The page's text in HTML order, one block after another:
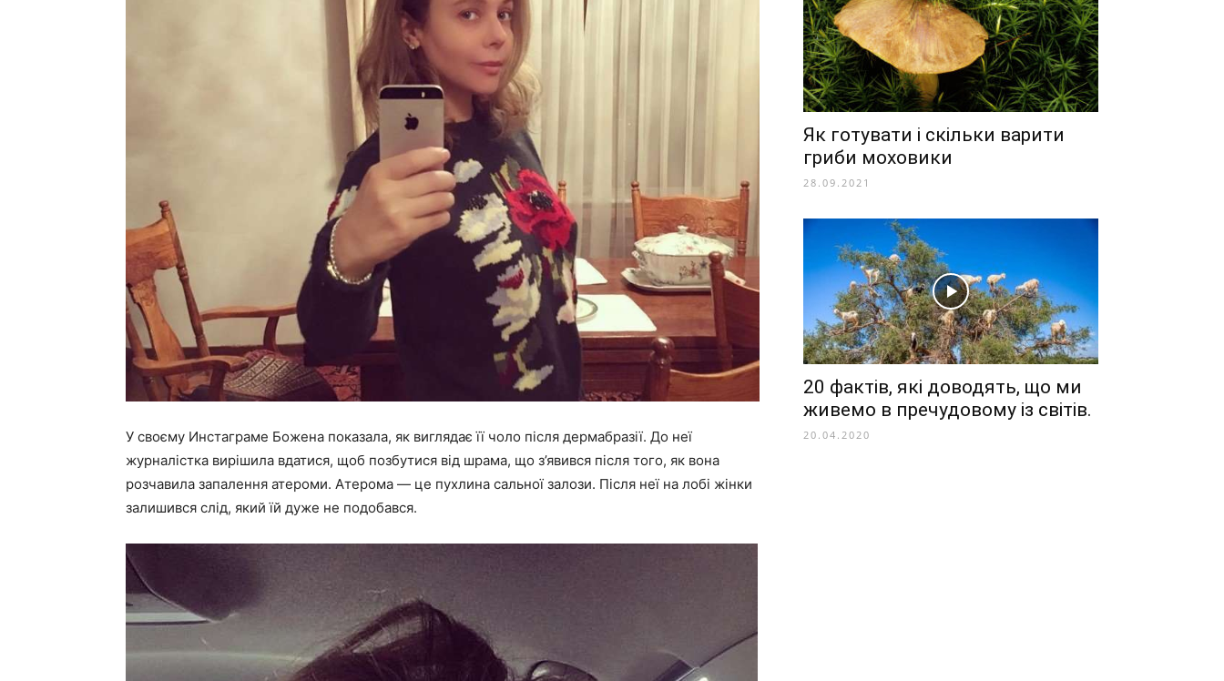
У своєму Инстаграме Божена показала, як виглядає її чоло після дермабразії. До неї
журналістка вирішила вдатися, щоб позбутися від шрама, що з’явився після того, як вона
розчавила запалення атероми. Атерома — це пухлина сальної залози. Після неї на лобі жінки
залишився слід, який їй дуже не подобався.
Як готувати і скільки варити
гриби моховики
28.09.2021
20 фактів, які доводять, що ми
живемо в пречудовому із світів.
20.04.2020